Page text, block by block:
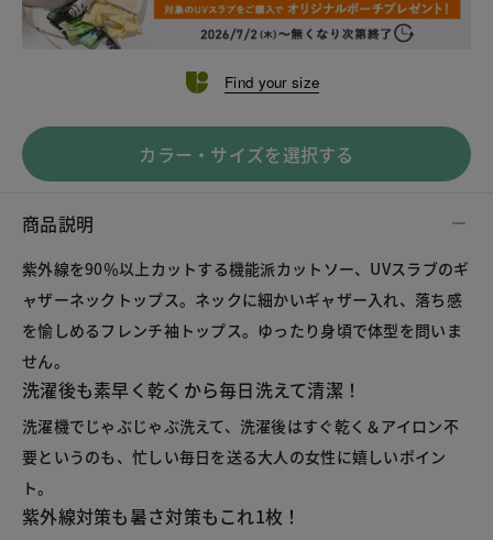
Find your size
カラー・サイズを選択する
商品説明
紫外線を90％以上カットする機能派カットソー、UVスラブのギ
ャザーネックトップス。ネックに細かいギャザー入れ、落ち感
を愉しめるフレンチ袖トップス。ゆったり身頃で体型を問いま
せん。
洗濯後も素早く乾くから毎日洗えて清潔！
洗濯機でじゃぶじゃぶ洗えて、洗濯後はすぐ乾く＆アイロン不
要というのも、忙しい毎日を送る大人の女性に嬉しいポイン
ト。
紫外線対策も暑さ対策もこれ1枚！